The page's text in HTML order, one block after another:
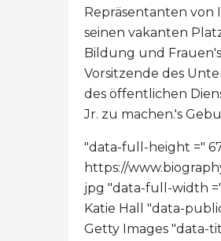
Repräsentanten von
seinen vakanten
Bildung und
Vorsitzende des
des öffentlichen
Jr. zu machen.'s
"data-full-height ="
https://
jpg "data-full-width
Katie Hall "data-
Getty Images "data-